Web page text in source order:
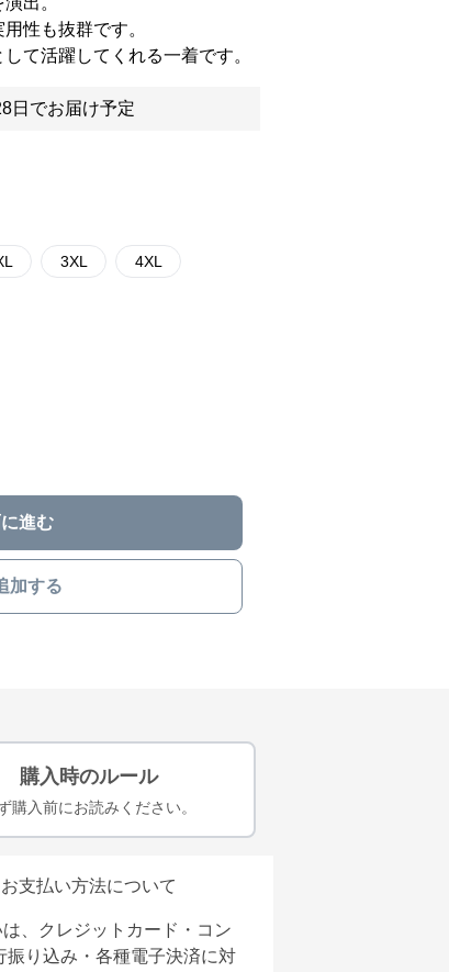
性も抜群です。
て活躍してくれる一着です。
日でお届け予定
3XL 4XL
進む
加する
購入時のルール
購入前にお読みください。
お支払い方法について
、クレジットカード・コン
振り込み・各種電子決済に対